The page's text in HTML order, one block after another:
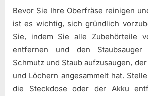
Bevor Sie Ihre Oberfräse reinigen
ist es wichtig, sich gründlich
Sie, indem Sie alle Zubehörteile
entfernen und den Staubsauger
Schmutz und Staub aufzusaugen,
und Löchern angesammelt hat.
die Steckdose oder der Akku